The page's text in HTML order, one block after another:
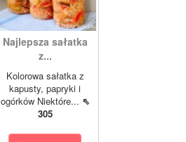
Najlepsza sałatka
z...
Kolorowa sałatka z
kapusty, papryki i
ogórków Niektóre... ⇖
305